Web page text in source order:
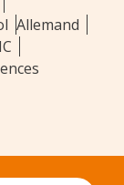
Allemand